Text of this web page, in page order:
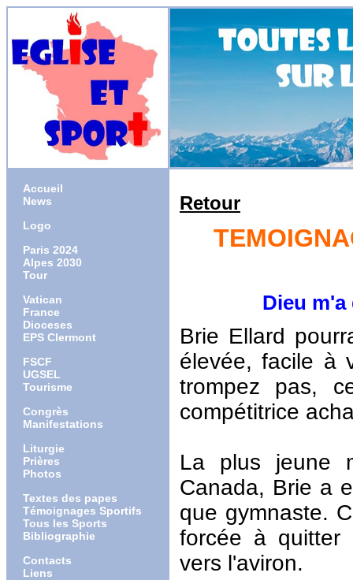
Accueil
News
Logo
Paris 2024
Alpes 2030
Tour
Vatican
France
Dioceses
EPS Clermont
FSCF
UGSEL
Tourisme
Congrès
Manifestations
Liturgie
Prières
Photos
Textes des papes
Témoignages Sportifs
Tous les Sports
Bibliographie
Contacts
Liens
Retour
Dieu m'a
Brie Ellard
élevée, facile à
trompez pas,
compétitrice
La plus jeune
Canada, Brie a
que gymnaste.
forcée à quitter
vers l'aviron.